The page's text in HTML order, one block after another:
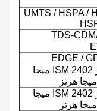
UMTS / HSPA /
TDS-
EDGE /
2.4 جيجا هرتز ISM 2402 ميجا
2.4 جيجا هرتز ISM 2402 ميجا